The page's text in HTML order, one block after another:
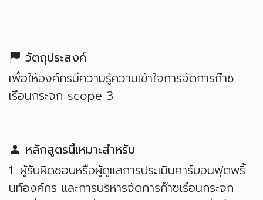
วัตถุประสงค์
เพื่อให้องค์กรมีความรู้ความเข้าใจการจัดการก๊าซ
เรือนกระจก scope 3
หลักสูตรนี้เหมาะสำหรับ
1. ผู้รับผิดชอบหรือผู้ดูแลการประเมินคาร์บอนฟุตพริ้
นท์องค์กร และการบริหารจัดการก๊าซเรือนกระจก